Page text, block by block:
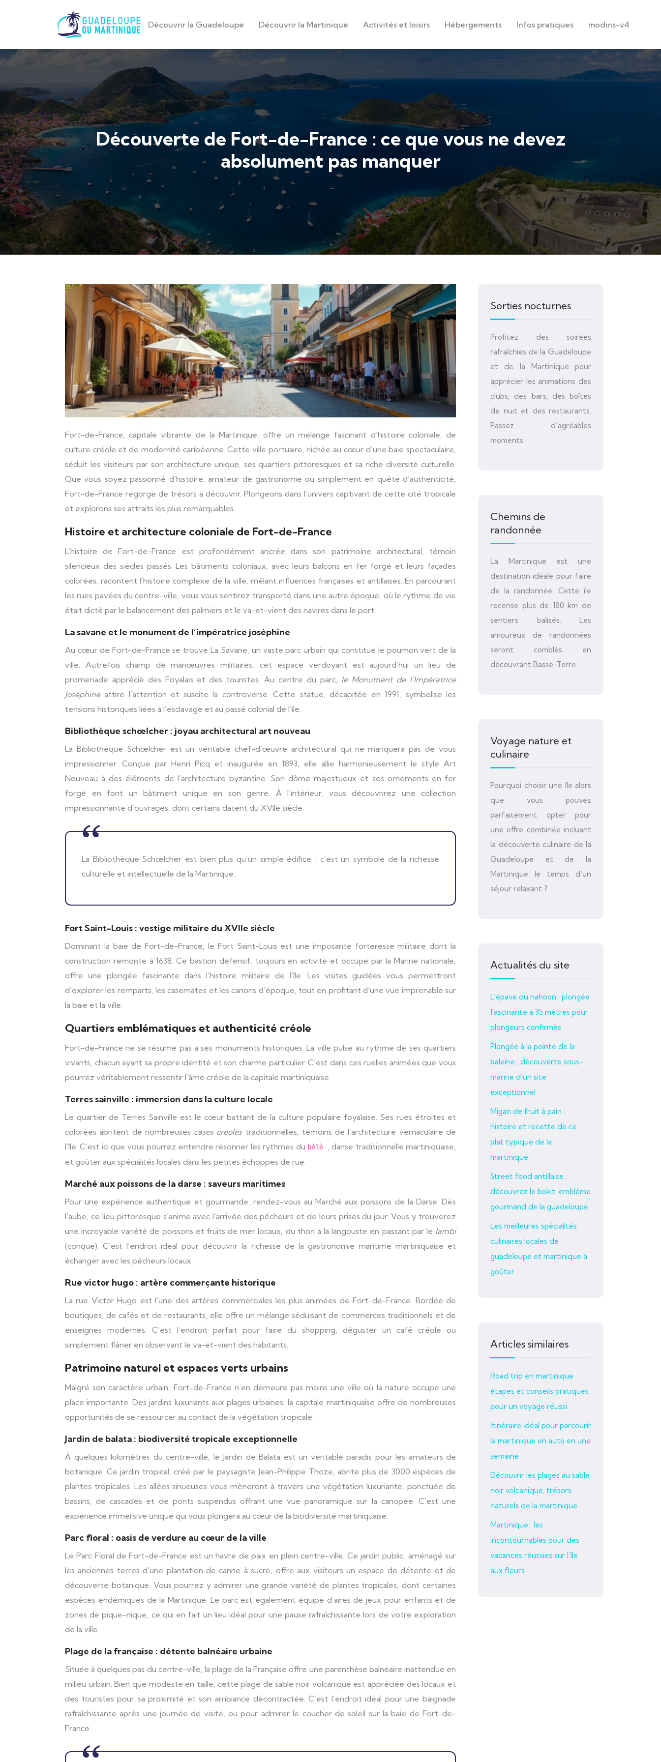
Découvrir la Guadeloupe Découvrir la Martinique Activités et loisirs Hébergements Infos pratiques modins-v4
Découverte de Fort-de-France : ce que vous ne devez
absolument pas manquer
Fort-de-France, capitale vibrante de la Martinique, offre un mélange fascinant d’histoire coloniale, de
culture créole et de modernité caribéenne. Cette ville portuaire, nichée au cœur d’une baie spectaculaire,
séduit les visiteurs par son architecture unique, ses quartiers pittoresques et sa riche diversité culturelle.
Que vous soyez passionné d’histoire, amateur de gastronomie ou simplement en quête d’authenticité,
Fort-de-France regorge de trésors à découvrir. Plongeons dans l’univers captivant de cette cité tropicale
et explorons ses attraits les plus remarquables.
Histoire et architecture coloniale de Fort-de-France
L’histoire de Fort-de-France est profondément ancrée dans son patrimoine architectural, témoin
silencieux des siècles passés. Les bâtiments coloniaux, avec leurs balcons en fer forgé et leurs façades
colorées, racontent l’histoire complexe de la ville, mêlant influences françaises et antillaises. En parcourant
les rues pavées du centre-ville, vous vous sentirez transporté dans une autre époque, où le rythme de vie
était dicté par le balancement des palmiers et le va-et-vient des navires dans le port.
La savane et le monument de l’impératrice joséphine
Au cœur de Fort-de-France se trouve La Savane, un vaste parc urbain qui constitue le poumon vert de la
ville. Autrefois champ de manœuvres militaires, cet espace verdoyant est aujourd’hui un lieu de
promenade apprécié des Foyalais et des touristes. Au centre du parc, le Monument de l’Impératrice
Joséphineattire l’attention et suscite la controverse. Cette statue, décapitée en 1991, symbolise les
tensions historiques liées à l’esclavage et au passé colonial de l’île.
Bibliothèque schœlcher : joyau architectural art nouveau
La Bibliothèque Schœlcher est un véritable chef-d’œuvre architectural qui ne manquera pas de vous
impressionner. Conçue par Henri Picq et inaugurée en 1893, elle allie harmonieusement le style Art
Nouveau à des éléments de l’architecture byzantine. Son dôme majestueux et ses ornements en fer
forgé en font un bâtiment unique en son genre. À l’intérieur, vous découvrirez une collection
impressionnante d’ouvrages, dont certains datent du XVIIe siècle.
La Bibliothèque Schœlcher est bien plus qu’un simple édifice ; c’est un symbole de la richesse
culturelle et intellectuelle de la Martinique.
Fort Saint-Louis : vestige militaire du XVIIe siècle
Dominant la baie de Fort-de-France, le Fort Saint-Louis est une imposante forteresse militaire dont la
construction remonte à 1638. Ce bastion défensif, toujours en activité et occupé par la Marine nationale,
offre une plongée fascinante dans l’histoire militaire de l’île. Les visites guidées vous permettront
d’explorer les remparts, les casemates et les canons d’époque, tout en profitant d’une vue imprenable sur
la baie et la ville.
Quartiers emblématiques et authenticité créole
Fort-de-France ne se résume pas à ses monuments historiques. La ville pulse au rythme de ses quartiers
vivants, chacun ayant sa propre identité et son charme particulier. C’est dans ces ruelles animées que vous
pourrez véritablement ressentir l’âme créole de la capitale martiniquaise.
Terres sainville : immersion dans la culture locale
Le quartier de Terres Sainville est le cœur battant de la culture populaire foyalaise. Ses rues étroites et
colorées abritent de nombreuses cases créoles traditionnelles, témoins de l’architecture vernaculaire de
l’île. C’est ici que vous pourrez entendre résonner les rythmes du bèlè , danse traditionnelle martiniquaise,
et goûter aux spécialités locales dans les petites échoppes de rue.
Marché aux poissons de la darse : saveurs maritimes
Pour une expérience authentique et gourmande, rendez-vous au Marché aux poissons de la Darse. Dès
l’aube, ce lieu pittoresque s’anime avec l’arrivée des pêcheurs et de leurs prises du jour. Vous y trouverez
une incroyable variété de poissons et fruits de mer locaux, du thon à la langouste en passant par le lambi
(conque). C’est l’endroit idéal pour découvrir la richesse de la gastronomie maritime martiniquaise et
échanger avec les pêcheurs locaux.
Rue victor hugo : artère commerçante historique
La rue Victor Hugo est l’une des artères commerciales les plus animées de Fort-de-France. Bordée de
boutiques, de cafés et de restaurants, elle offre un mélange séduisant de commerces traditionnels et de
enseignes modernes. C’est l’endroit parfait pour faire du shopping, déguster un café créole ou
simplement flâner en observant le va-et-vient des habitants.
Patrimoine naturel et espaces verts urbains
Malgré son caractère urbain, Fort-de-France n’en demeure pas moins une ville où la nature occupe une
place importante. Des jardins luxuriants aux plages urbaines, la capitale martiniquaise offre de nombreuses
opportunités de se ressourcer au contact de la végétation tropicale.
Jardin de balata : biodiversité tropicale exceptionnelle
À quelques kilomètres du centre-ville, le Jardin de Balata est un véritable paradis pour les amateurs de
botanique. Ce jardin tropical, créé par le paysagiste Jean-Philippe Thoze, abrite plus de 3000 espèces de
plantes tropicales. Les allées sinueuses vous mèneront à travers une végétation luxuriante, ponctuée de
bassins, de cascades et de ponts suspendus offrant une vue panoramique sur la canopée. C’est une
expérience immersive unique qui vous plongera au cœur de la biodiversité martiniquaise.
Parc floral : oasis de verdure au cœur de la ville
Le Parc Floral de Fort-de-France est un havre de paix en plein centre-ville. Ce jardin public, aménagé sur
les anciennes terres d’une plantation de canne à sucre, offre aux visiteurs un espace de détente et de
découverte botanique. Vous pourrez y admirer une grande variété de plantes tropicales, dont certaines
espèces endémiques de la Martinique. Le parc est également équipé d’aires de jeux pour enfants et de
zones de pique-nique, ce qui en fait un lieu idéal pour une pause rafraîchissante lors de votre exploration
de la ville.
Plage de la française : détente balnéaire urbaine
Située à quelques pas du centre-ville, la plage de la Française offre une parenthèse balnéaire inattendue en
milieu urbain. Bien que modeste en taille, cette plage de sable noir volcanique est appréciée des locaux et
des touristes pour sa proximité et son ambiance décontractée. C’est l’endroit idéal pour une baignade
rafraîchissante après une journée de visite, ou pour admirer le coucher de soleil sur la baie de Fort-de-
France.
Sorties nocturnes
Profitez des soirées
rafraîchies de la Guadeloupe
et de la Martinique pour
apprécier les animations des
clubs, des bars, des boîtes
de nuit et des restaurants.
Passez d’agréables
moments.
Chemins de
randonnée
La Martinique est une
destination idéale pour faire
de la randonnée. Cette île
recense plus de 180 km de
sentiers balisés. Les
amoureux de randonnées
seront comblés en
découvrant Basse-Terre.
Voyage nature et
culinaire
Pourquoi choisir une île alors
que vous pouvez
parfaitement opter pour
une offre combinée incluant
la découverte culinaire de la
Guadeloupe et de la
Martinique le temps d’un
séjour relaxant ?
Actualités du site
L’épave du nahoon : plongée
fascinante à 35 mètres pour
plongeurs confirmés
Plongée à la pointe de la
baleine : découverte sous-
marine d’un site
exceptionnel
Migan de fruit à pain :
histoire et recette de ce
plat typique de la
martinique
Street food antillaise :
découvrez le bokit, emblème
gourmand de la guadeloupe
Les meilleures spécialités
culinaires locales de
guadeloupe et martinique à
goûter
Articles similaires
Road trip en martinique :
étapes et conseils pratiques
pour un voyage réussi
Itinéraire idéal pour parcourir
la martinique en auto en une
semaine
Découvrir les plages au sable
noir volcanique, trésors
naturels de la martinique
Martinique : les
incontournables pour des
vacances réussies sur l’île
aux fleurs